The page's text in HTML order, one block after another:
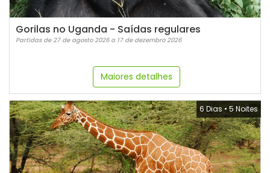
Gorilas no Uganda - Saídas regulares
Partidas de 27 de agosto 2026 a 17 de dezembro 2026
Maiores detalhes
6 Dias • 5 Noites